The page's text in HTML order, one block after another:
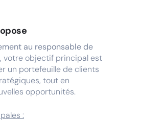
au responsable de
, votre objectif principal est
un portefeuille de clients
tout en
opportunités.
: